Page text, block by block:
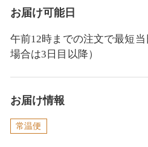
お届け可能日
午前12時までの注文で最短
場合は3日目以降）
お届け情報
常温便